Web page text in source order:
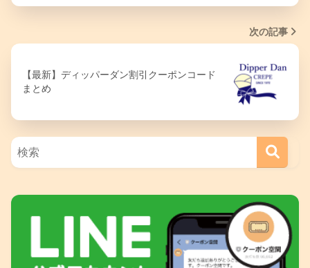
次の記事
【最新】ディッパーダン割引クーポンコード
まとめ